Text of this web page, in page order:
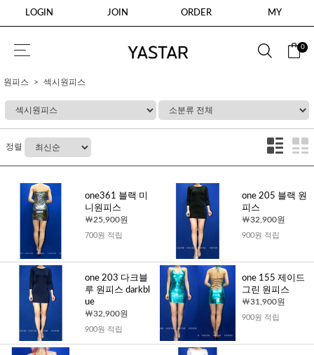
LOGIN JOIN ORDER MY
0
원피스 섹시원피스
정렬
one361 블랙 미
니원피스
25,900원
700원 적립
one 205 블랙 원
피스
32,900원
900원 적립
one 203 다크블
루 원피스 darkbl
ue
32,900원
900원 적립
one 155 제이드
그린 원피스
31,900원
900원 적립